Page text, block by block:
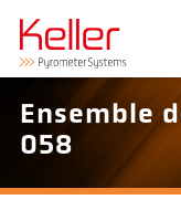
Ensemble
058